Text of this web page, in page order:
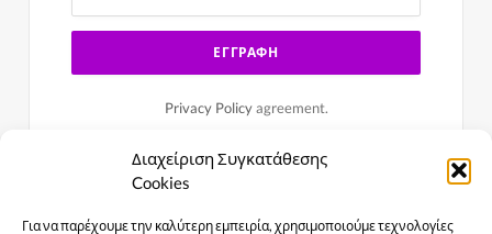
Διαχείριση Συγκατάθεσης
Cookies
Για να παρέχουμε την καλύτερη εμπειρία, χρησιμοποιούμε τεχνολογίες
Privacy Policyagreement.